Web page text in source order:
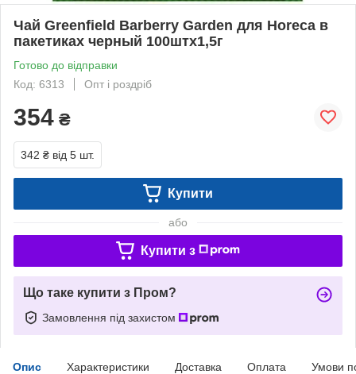
Чай Greenfield Barberry Garden для Horeсa в
пакетиках черный 100штх1,5г
Готово до відправки
Код: 6313
Опт і роздріб
354 ₴
342 ₴ від 5 шт.
Купити
або
Купити з
Що таке купити з Пром?
Замовлення під захистом
Опис Характеристики Доставка Оплата Умови